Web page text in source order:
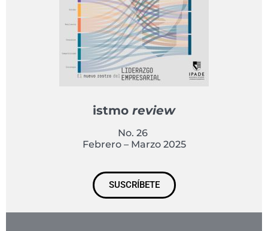
istmo review
No. 26
Febrero – Marzo 2025
SUSCRÍBETE